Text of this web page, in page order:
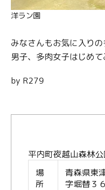
洋ラン園
みなさんもお気に入り
男子、多肉女子はじめて
by R279
平内町夜越山森林
場
所
青森県東
字堀替３